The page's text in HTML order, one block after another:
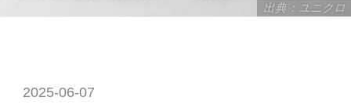
出典：ユニクロ
2025-06-07